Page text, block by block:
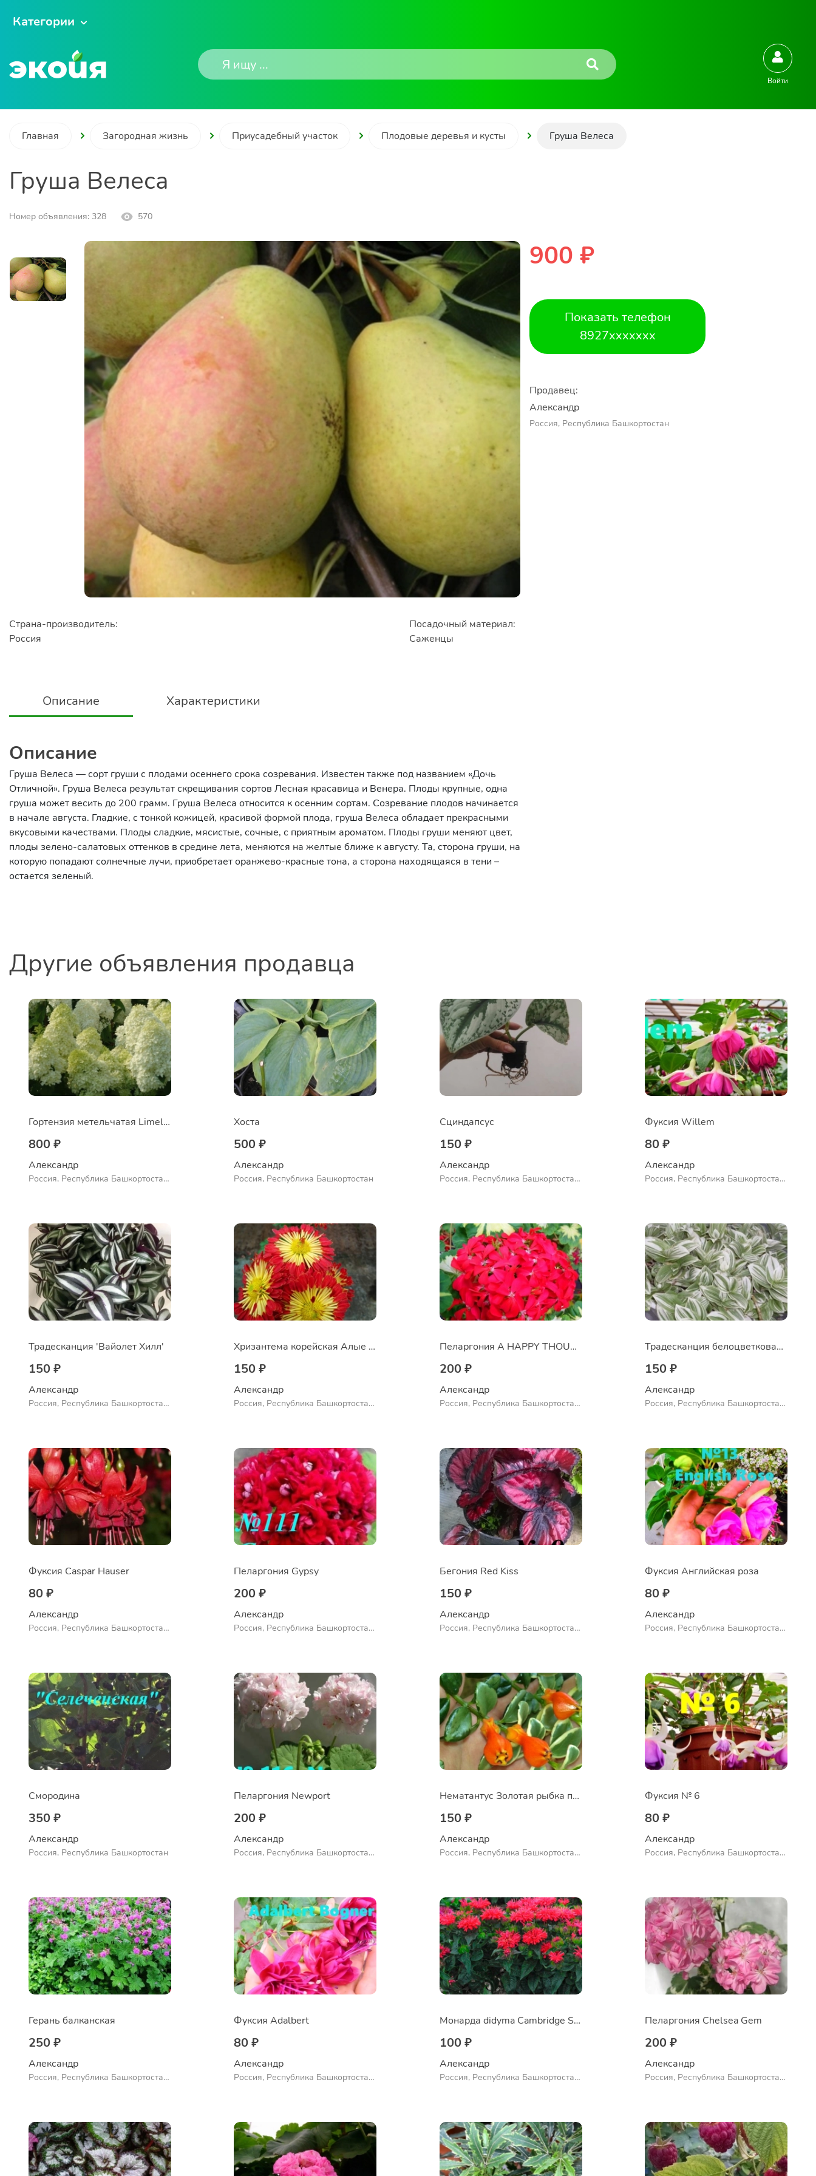
Категории
Войти
Главная Загородная жизнь Приусадебный участок Плодовые деревья и кусты Груша Велеса
Груша Велеса
Номер объявления: 328 570
Страна-производитель:
Россия
Посадочный материал:
Саженцы
Описание Характеристики
Описание
Груша Велеса — сорт груши с плодами осеннего срока созревания. Известен также под названием «Дочь
Отличной». Груша Велеса результат скрещивания сортов Лесная красавица и Венера. Плоды крупные, одна
груша может весить до 200 грамм. Груша Велеса относится к осенним сортам. Созревание плодов начинается
в начале августа. Гладкие, с тонкой кожицей, красивой формой плода, груша Велеса обладает прекрасными
вкусовыми качествами. Плоды сладкие, мясистые, сочные, с приятным ароматом. Плоды груши меняют цвет,
плоды зелено-салатовых оттенков в средине лета, меняются на желтые ближе к августу. Та, сторона груши, на
которую попадают солнечные лучи, приобретает оранжево-красные тона, а сторона находящаяся в тени –
остается зеленый.
900 ₽
Показать телефон
8927xxxxxxx
Продавец:
Александр
Россия, Республика Башкортостан
Другие объявления продавца
Гортензия метельчатая Limelight
800 ₽
Александр
Россия, Республика Башкортостан,
Хоста
500 ₽
Александр
Россия, Республика Башкортостан
Сциндапсус
150 ₽
Александр
Россия, Республика Башкортостан,
Фуксия Willem
80 ₽
Александр
Россия, Республика Башкортостан,
Традесканция 'Вайолет Хилл'
150 ₽
Александр
Россия, Республика Башкортостан,
Хризантема корейская Алые паруса
150 ₽
Александр
Россия, Республика Башкортостан,
Пеларгония A HAPPY THOUGHT RED
200 ₽
Александр
Россия, Республика Башкортостан,
Традесканция белоцветковая сорт "Albovittata"
150 ₽
Александр
Россия, Республика Башкортостан,
Фуксия Caspar Hauser
80 ₽
Александр
Россия, Республика Башкортостан,
Пеларгония Gypsy
200 ₽
Александр
Россия, Республика Башкортостан,
Бегония Red Kiss
150 ₽
Александр
Россия, Республика Башкортостан,
Фуксия Английская роза
80 ₽
Александр
Россия, Республика Башкортостан,
Смородина
350 ₽
Александр
Россия, Республика Башкортостан
Пеларгония Newport
200 ₽
Александр
Россия, Республика Башкортостан,
Нематантус Золотая рыбка пестролистный
150 ₽
Александр
Россия, Республика Башкортостан,
Фуксия № 6
80 ₽
Александр
Россия, Республика Башкортостан,
Герань балканская
250 ₽
Александр
Россия, Республика Башкортостан,
Фуксия Adalbert
80 ₽
Александр
Россия, Республика Башкортостан,
Монарда didyma Cambridge Scarlet
100 ₽
Александр
Россия, Республика Башкортостан,
Пеларгония Chelsea Gem
200 ₽
Александр
Россия, Республика Башкортостан,